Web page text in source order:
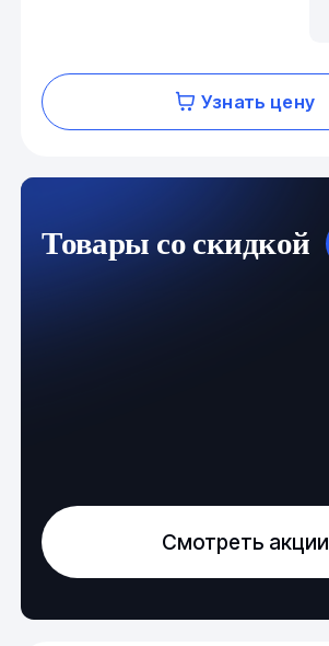
Узнать цену
Товары со скидкой
Смотреть акции